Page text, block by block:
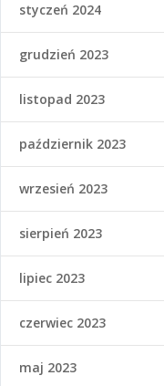
styczeń 2024
grudzień 2023
listopad 2023
październik 2023
wrzesień 2023
sierpień 2023
lipiec 2023
czerwiec 2023
maj 2023